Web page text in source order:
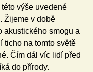
výše uvedené
Žijeme v době
akustického smogu a
ticho na tomto světě
Čím dál víc lidí před
do přírody.